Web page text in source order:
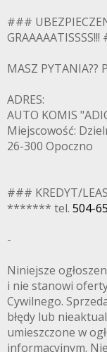
###
MASZ PYTANIA??
ADRES:
AUTO KOMIS
Miejscowość:
26-300 Opoczno
### KREDYT/
******* tel. 504-
-
Niniejsze
i nie stanowi
Cywilnego.
błędy lub
umieszczone w
informacyjnym.